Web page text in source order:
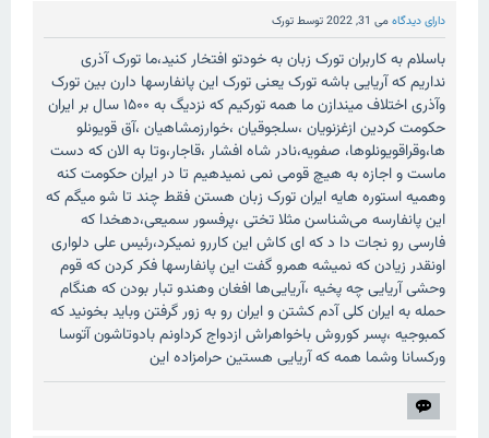
دارای دیدگاهمی 31, 2022 توسطتورک
باسلام به کاربران تورک زبان به خودتو افتخار کنید،ما تورک آذری
نداریم که آریایی باشه تورک یعنی تورک این پانفارسها دارن بین تورک
وآذری اختلاف میندازن ما همه تورکیم که نزدیگ به ۱۵۰۰ سال بر ایران
حکومت کردین ازغزنویان ،سلجوقیان ،خوارزمشاهیان ،آق قویونلو
ها،وقراقویونلوها، صفویه،نادر شاه افشار ،قاجار،وتا به الان که دست
ماست و اجازه به هیچ قومی نمی نمیدهیم تا در ایران حکومت کنه
وهمیه استوره هایه ایران تورک زبان هستن فقط چند تا شو میگم که
این پانفارسه می‌شناسن مثلا تختی ،پرفسور سمیعی،دهخدا که
فارسی رو نجات دا د که ای کاش این کاررو نمیکرد،رئیس علی دلواری
اونقدر زیادن که نمیشه همرو گفت این پانفارسها فکر کردن که قوم
وحشی آریایی چه پخیه ،آریایی‌ها افغان وهندو تبار بودن که هنگام
حمله به ایران کلی آدم کشتن و ایران رو به زور گرفتن وباید بخونید که
کمبوجيه ،پسر کوروش باخواهراش ازدواج کرداونم بادوتاشون آتوسا
ورکسانا وشما همه که آریایی هستین حرامزاده این